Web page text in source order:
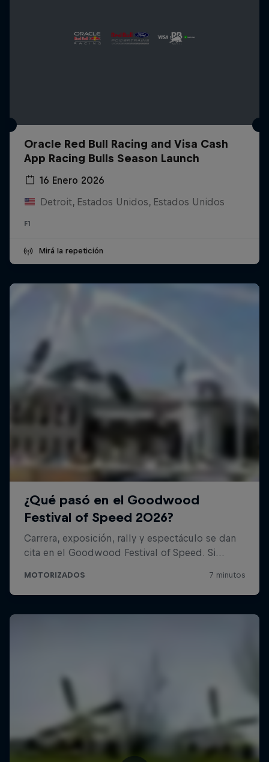
Oracle Red Bull Racing and Visa Cash
App Racing Bulls Season Launch
16 Enero 2026
Detroit, Estados Unidos, Estados Unidos
F1
Mirá la repetición